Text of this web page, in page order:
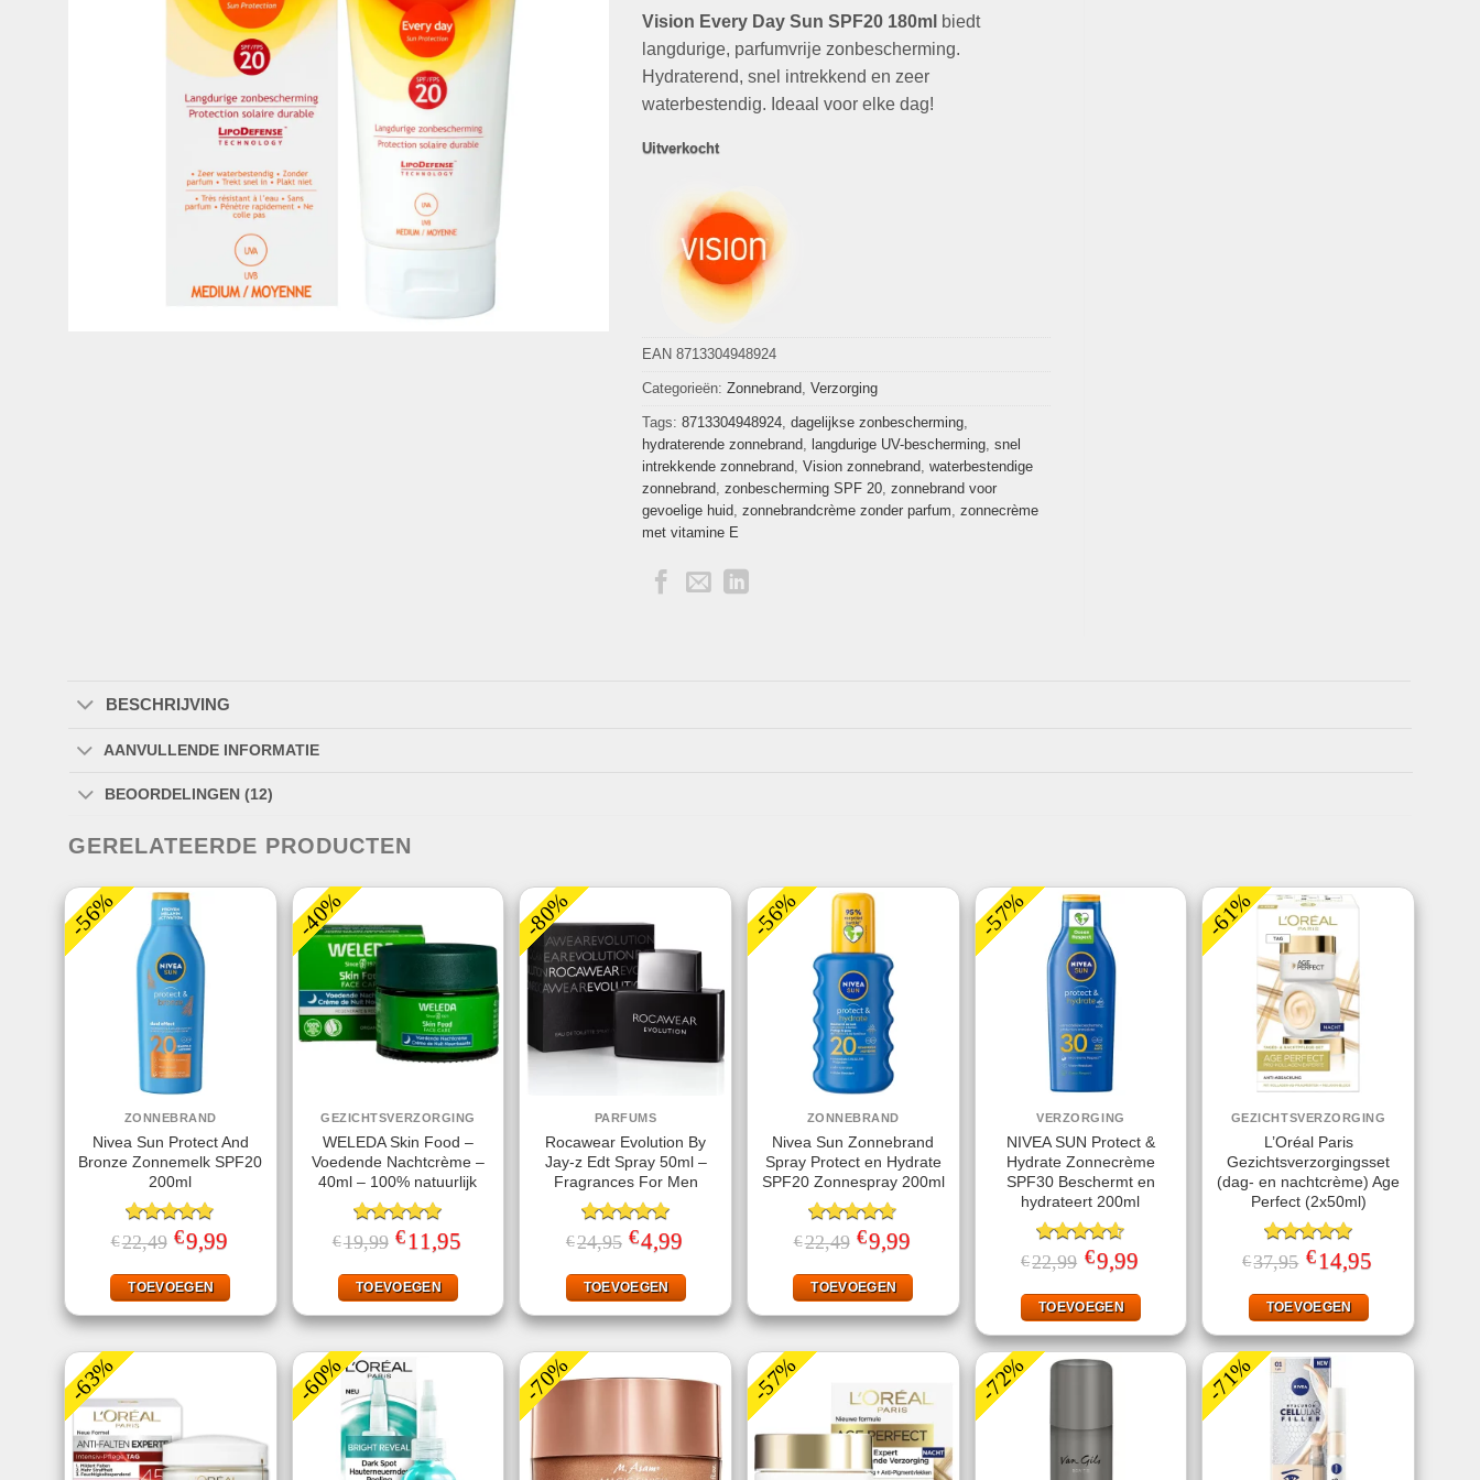
waarderingenwas:
€28,99.
is:
€9,95.
Vision Every Day Sun SPF20 180ml biedt
langdurige, parfumvrije zonbescherming.
Hydraterend, snel intrekkend en zeer
waterbestendig. Ideaal voor elke dag!
Uitverkocht
EAN 8713304948924
Categorieën: Zonnebrand, Verzorging
Tags: 8713304948924, dagelijkse zonbescherming,
hydraterende zonnebrand, langdurige UV-bescherming, snel
intrekkende zonnebrand, Vision zonnebrand, waterbestendige
zonnebrand, zonbescherming SPF 20, zonnebrand voor
gevoelige huid, zonnebrandcrème zonder parfum, zonnecrème
met vitamine E
BESCHRIJVING
AANVULLENDE INFORMATIE
BEOORDELINGEN (12)
GERELATEERDE PRODUCTEN
-56%
ZONNEBRAND
Nivea Sun Protect And
Bronze Zonnemelk SPF20
200ml
Gewaardeerd
4.78uit 5
€22,49 Oorspronkelijke
prijs
€22,49.
€9,99
€9,99.
TOEVOEGEN
-40%
GEZICHTSVERZORGING
WELEDA Skin Food –
Voedende Nachtcrème –
40ml – 100% natuurlijk
Gewaardeerd
5.00uit 5
€19,99 Oorspronkelijke
prijs
€19,99.
€ 11,95
TOEVOEGEN
-80%
PARFUMS
Rocawear Evolution By
Jay-z Edt Spray 50ml –
Fragrances For Men
Gewaardeerd
5.00 uit 5
€24,95 Oorspronkelijke
prijs
€24,95.
€4,99
€4,99.
TOEVOEGEN
-56%
ZONNEBRAND
Nivea Sun Zonnebrand
Spray Protect en Hydrate
SPF20 Zonnespray 200ml
Gewaardeerd
4.67uit 5
€22,49 Oorspronkelijke
prijs
€22,49.
€9,99
€9,99.
TOEVOEGEN
-57%
VERZORGING
NIVEA SUN Protect &
Hydrate Zonnecrème
SPF30 Beschermt en
hydrateert 200ml
Gewaardeerd
4.56 uit 5
€22,99 Oorspronkelijke
prijs
€22,99.
€9,99Huidige
€9,99.
TOEVOEGEN
-61%
GEZICHTSVERZORGING
L’Oréal Paris
Gezichtsverzorgingsset
(dag- en nachtcrème) Age
Perfect (2x50ml)
Gewaardeerd
5.00uit 5
€37,95 Oorspronkelijke
prijs
€37,95.
€ 14,95prijs
TOEVOEGEN
-63% -60% -70% -57% -72% -71%